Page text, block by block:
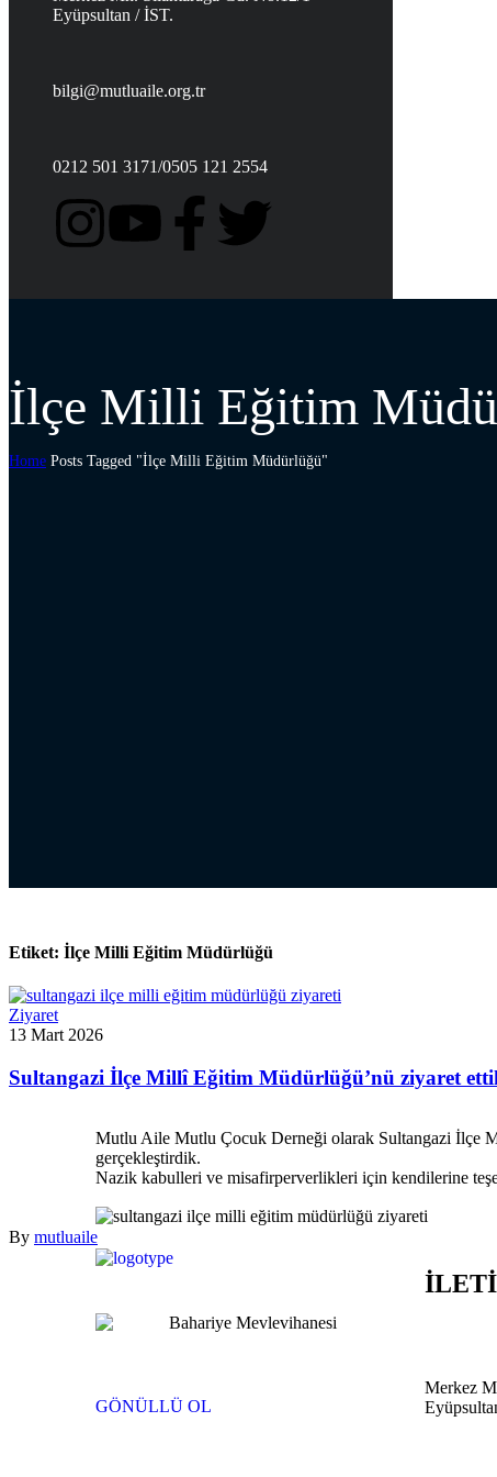
Eyüpsultan / İST.
bilgi@mutluaile.org.tr
0212 501 3171/0505 121 2554
İlçe Milli Eğitim
Home Posts Tagged "İlçe Milli Eğitim Müdürlüğü"
Etiket: İlçe Milli Eğitim Müdürlüğü
Ziyaret
13 Mart 2026
Sultangazi İlçe Millî Eğitim Müdürlüğü’nü ziyaret
Mutlu Aile Mutlu Çocuk Derneği olarak Sultangazi İlçe
gerçekleştirdik.
Nazik kabulleri ve misafirperverlikleri için kendilerine
By mutluaile
GÖNÜLLÜ OL
Merkez